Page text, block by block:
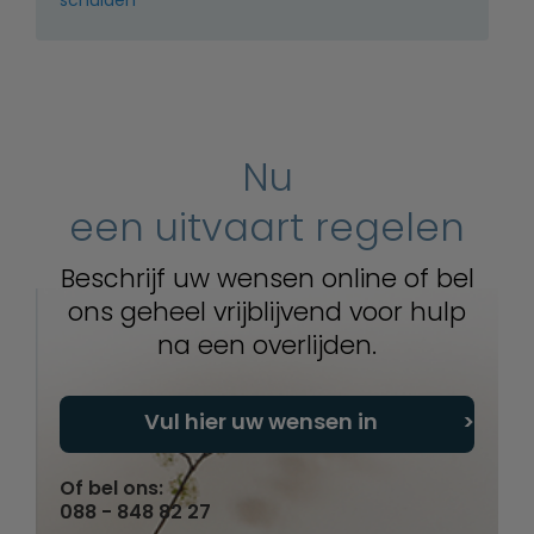
Nu
een uitvaart regelen
Beschrijf uw wensen online of bel
ons geheel vrijblijvend voor hulp
na een overlijden.
Vul hier uw wensen in
Of bel ons:
088 - 848 82 27